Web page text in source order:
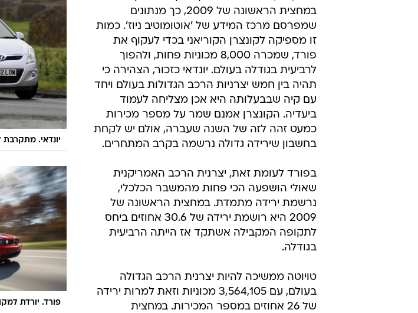
יונדאי. מתקרבת
פורד. יורדת
במחצית הראשונה של 2009, כך מנתונים
שמפרסם מרכז המידע של 'אוטומוטיב ניוז'. כמות
זו מספיקה לקונצרן הקוריאני בכדי לעקוף את
פורד, שמכרה 8,000 מכוניות פחות, ולהפוך
לרביעית בגודלה בעולם. יונדאי כזכור, הצהירה כי
תהיה בין חמש יצרניות הרכב הגדולות בעולם ויחד
עם קיה שבבעלותה היא אכן מצליחה לעמוד
ביעדיה. הקונצרן אמנם שמר על מספר מכירות
כמעט זהה לזה של השנה שעברה, אולם יש לקחת
בחשבון שירידה גדולה נרשמה בקרב המתחרים.
בפורד לעומת זאת, יצרנית הרכב האמריקנית
שאולי הושפעה הכי פחות מהמשבר הכלכלי,
נרשמת ירידה מתמדת. במחצית הראשונה של
2009 היא רושמת ירידה של 30.6 אחוזים ביחס
לתקופה המקבילה אשתקד אז הייתה הרביעית
בגודלה.
טויוטה ממשיכה להיות יצרנית הרכב הגדולה
בעולם, עם 3,564,105 מכוניות וזאת למרות ירידה
של 26 אחוזים במספר המכירות. במחצית